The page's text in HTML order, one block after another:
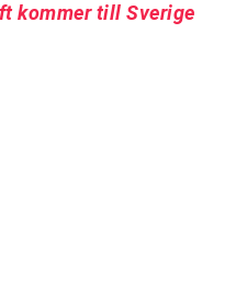
kommer till Sverige